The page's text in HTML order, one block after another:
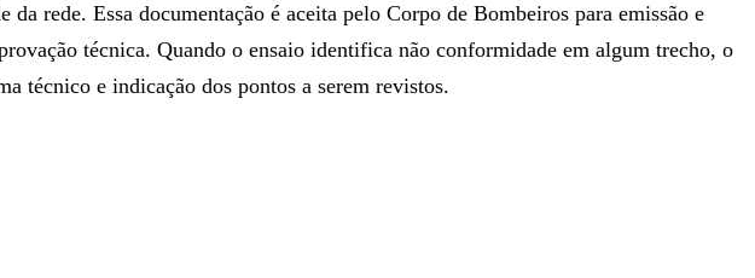
rede. Essa documentação é aceita pelo Corpo de Bombeiros para emissão e
técnica. Quando o ensaio identifica não conformidade em algum trecho, o
técnico e indicação dos pontos a serem revistos.